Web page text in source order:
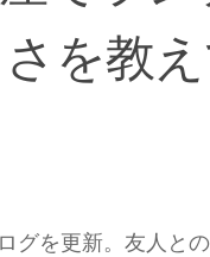
を教
グを更新。友人と